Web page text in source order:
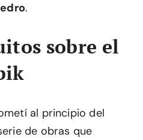
.
sobre el
al principio del
de obras que